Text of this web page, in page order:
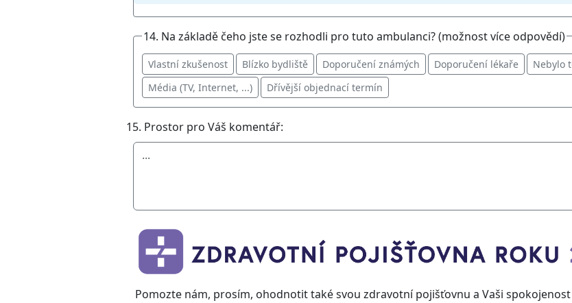
14. Na základě čeho jste se rozhodli pro tuto ambulanci? (možnost více odpovědí)
Vlastní zkušenost Blízko bydliště Doporučení známých Doporučení lékaře
Nebylo
Média (TV, Internet, ...)
Dřívější objednací termín
15. Prostor pro Váš komentář:
Pomozte nám, prosím, ohodnotit také svou zdravotní pojišťovnu a Vaši